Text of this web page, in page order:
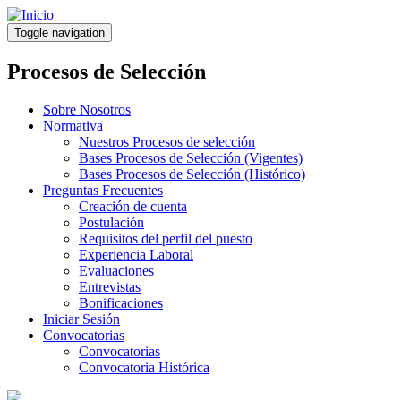
Pasar
al
contenido
principal
Toggle navigation
Procesos de Selección
Sobre Nosotros
Normativa
Nuestros Procesos de selección
Bases Procesos de Selección (Vigentes)
Bases Procesos de Selección (Histórico)
Preguntas Frecuentes
Creación de cuenta
Postulación
Requisitos del perfil del puesto
Experiencia Laboral
Evaluaciones
Entrevistas
Bonificaciones
Iniciar Sesión
Convocatorias
Convocatorias
Convocatoria Histórica